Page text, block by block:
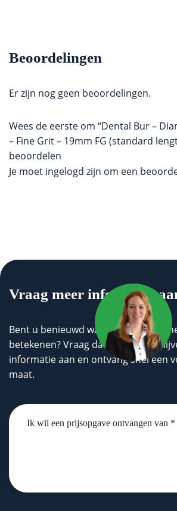
Beoordelingen
Er zijn nog geen beoordelingen.
Wees de eerste om “Dental Bur –
– Fine Grit – 19mm FG (standard
beoordelen
Je moet ingelogd zijn om een
Vraag meer informatie
Bent u benieuwd wat wij voor u
betekenen? Vraag dan geheel
informatie aan en ontvang snel een
maat.
Untitled